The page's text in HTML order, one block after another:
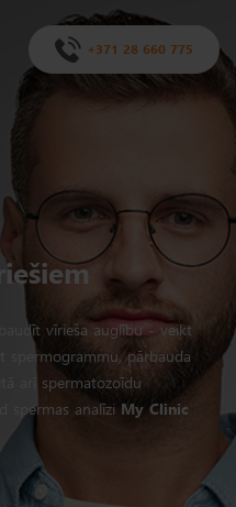
+371 28 660 775
vīrieša auglību - veikt
spermogrammu, pārbauda
arī spermatozoīdu
spermas analīzi My Clinic